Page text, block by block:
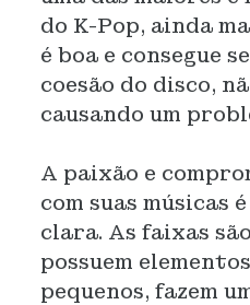
do K-Pop, ainda
é boa e consegue
coesão do disco,
causando um
A paixão e
com suas músicas
clara. As faixas
possuem
pequenos, fazem